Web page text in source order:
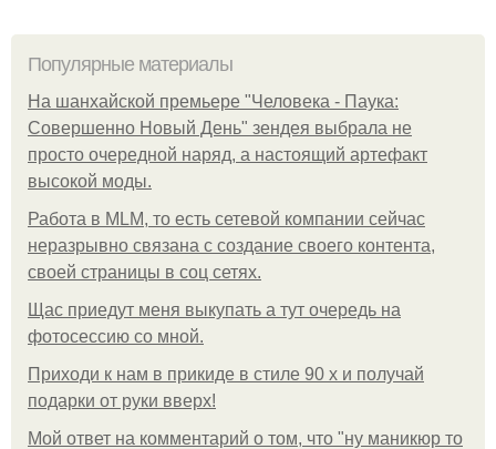
Популярные материалы
На шанхайской премьере "Человека - Паука:
Совершенно Новый День" зендея выбрала не
просто очередной наряд, а настоящий артефакт
высокой моды.
Работа в MLM, то есть сетевой компании сейчас
неразрывно связана с создание своего контента,
своей страницы в соц сетях.
Щас приедут меня выкупать а тут очередь на
фотосессию со мной.
Приходи к нам в прикиде в стиле 90 х и получай
подарки от руки вверх!
Мой ответ на комментарий о том, что "ну маникюр то